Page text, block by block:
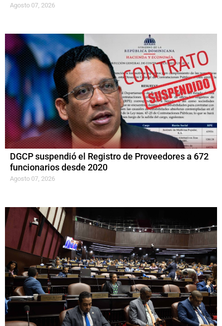
Agosto 07, 2026
DGCP suspendió el Registro de Proveedores a 672
funcionarios desde 2020
Agosto 07, 2026